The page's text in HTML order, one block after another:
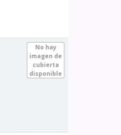
No hay
imagen de
cubierta
disponible